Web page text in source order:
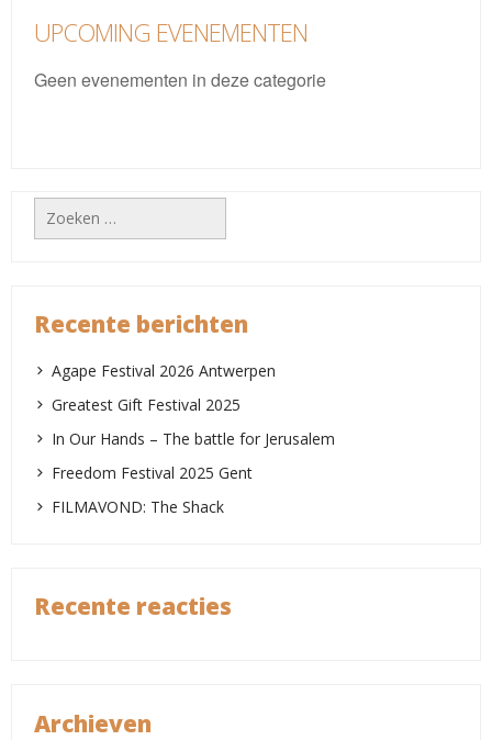
UPCOMING EVENEMENTEN
Geen evenementen in deze categorie
Zoeken
naar:
Recente berichten
Agape Festival 2026 Antwerpen
Greatest Gift Festival 2025
In Our Hands – The battle for Jerusalem
Freedom Festival 2025 Gent
FILMAVOND: The Shack
Recente reacties
Archieven